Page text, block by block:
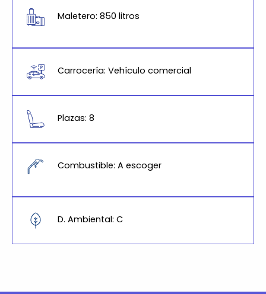
Maletero: 850 litros
Carrocería: Vehículo comercial
Plazas: 8
Combustible: A escoger
D. Ambiental: C